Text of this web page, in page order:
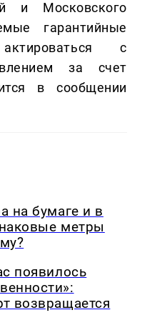
и Московского
гарантийные
с
за счет
в сообщении
на бумаге и в
метры
появилось
возвращается